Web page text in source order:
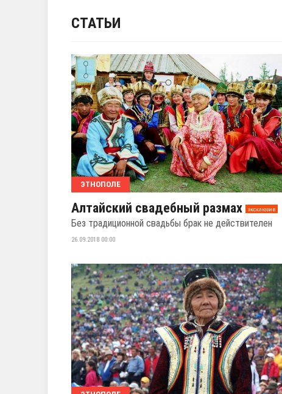
СТАТЬИ
ЭТНОПОЛЕ
Алтайский свадебный размах эксклюзив
Без традиционной свадьбы брак не действителен
26.09.2018 00:00